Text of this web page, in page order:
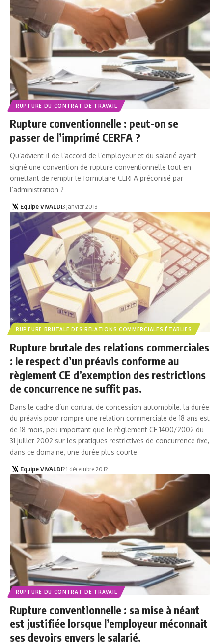
RUPTURE DU CONTRAT DE TRAVAIL
Rupture conventionnelle : peut-on se
passer de l’imprimé CERFA ?
Qu’advient-il de l’accord de l’employeur et du salarié ayant
signé une convention de rupture conventionnelle tout en
omettant de remplir le formulaire CERFA préconisé par
l’administration ?
Equipe VIVALDI3 janvier 2013
RUPTURE BRUTALE DES RELATIONS COMMERCIALES ÉTABLIES
Rupture brutale des relations commerciales
: le respect d’un préavis conforme au
règlement CE d’exemption des restrictions
de concurrence ne suffit pas.
Dans le cadre d’un contrat de concession automobile, la durée
du préavis pour rompre une relation commerciale de 18 ans est
de 18 mois, peu important que le règlement CE 1400/2002 du
31 juillet 2002 sur les pratiques restrictives de concurrence fixe,
dans ce domaine, une durée plus courte
Equipe VIVALDI21 décembre 2012
RUPTURE DU CONTRAT DE TRAVAIL
Rupture conventionnelle : sa mise à néant
est justifiée lorsque l’employeur méconnait
ses devoirs envers le salarié.